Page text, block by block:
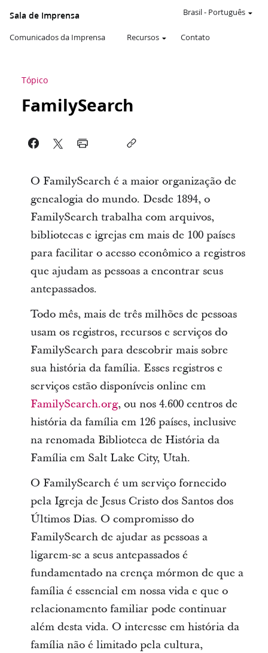
Sala de Imprensa
Comunicados da Imprensa Recursos Contato
Brasil- Português
Tópico
FamilySearch
O FamilySearch é a maior organização de
genealogia do mundo. Desde 1894, o
FamilySearch trabalha com arquivos,
bibliotecas e igrejas em mais de 100 países
para facilitar o acesso econômico a registros
que ajudam as pessoas a encontrar seus
antepassados.
Todo mês, mais de três milhões de pessoas
usam os registros, recursos e serviços do
FamilySearch para descobrir mais sobre
sua história da família. Esses registros e
serviços estão disponíveis online em
FamilySearch.org, ou nos 4.600 centros de
história da família em 126 países, inclusive
na renomada Biblioteca de História da
Família em Salt Lake City, Utah.
O FamilySearch é um serviço fornecido
pela Igreja de Jesus Cristo dos Santos dos
Últimos Dias. O compromisso do
FamilySearch de ajudar as pessoas a
ligarem-se a seus antepassados é
fundamentado na crença mórmon de que a
família é essencial em nossa vida e que o
relacionamento familiar pode continuar
além desta vida. O interesse em história da
família não é limitado pela cultura,